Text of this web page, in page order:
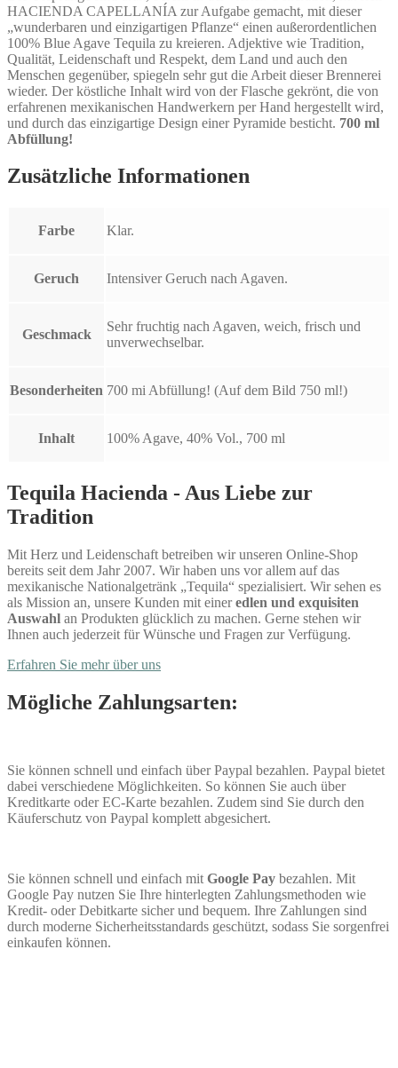
HACIENDA CAPELLANÍA zur Aufgabe gemacht, mit dieser
„wunderbaren und einzigartigen Pflanze“ einen außerordentlichen
100% Blue Agave Tequila zu kreieren. Adjektive wie Tradition,
Qualität, Leidenschaft und Respekt, dem Land und auch den
Menschen gegenüber, spiegeln sehr gut die Arbeit dieser Brennerei
wieder. Der köstliche Inhalt wird von der Flasche gekrönt, die von
erfahrenen mexikanischen Handwerkern per Hand hergestellt wird,
und durch das einzigartige Design einer Pyramide besticht. 700 ml
Abfüllung!
Zusätzliche Informationen
Farbe Klar.
Geruch Intensiver Geruch nach Agaven.
Geschmack
Sehr fruchtig nach Agaven, weich, frisch und
unverwechselbar.
Besonderheiten 700 mi Abfüllung! (Auf dem Bild 750 ml!)
Inhalt 100% Agave, 40% Vol., 700 ml
Tequila Hacienda - Aus Liebe zur
Tradition
Mit Herz und Leidenschaft betreiben wir unseren Online-Shop
bereits seit dem Jahr 2007. Wir haben uns vor allem auf das
mexikanische Nationalgetränk „Tequila“ spezialisiert. Wir sehen es
als Mission an, unsere Kunden mit eineredlen und exquisiten
Auswahl an Produkten glücklich zu machen. Gerne stehen wir
Ihnen auch jederzeit für Wünsche und Fragen zur Verfügung.
Erfahren Sie mehr über uns
Mögliche Zahlungsarten:
Sie können schnell und einfach über Paypal bezahlen. Paypal bietet
dabei verschiedene Möglichkeiten. So können Sie auch über
Kreditkarte oder EC-Karte bezahlen. Zudem sind Sie durch den
Käuferschutz von Paypal komplett abgesichert.
Sie können schnell und einfach mit Google Pay bezahlen. Mit
Google Pay nutzen Sie Ihre hinterlegten Zahlungsmethoden wie
Kredit- oder Debitkarte sicher und bequem. Ihre Zahlungen sind
durch moderne Sicherheitsstandards geschützt, sodass Sie sorgenfrei
einkaufen können.